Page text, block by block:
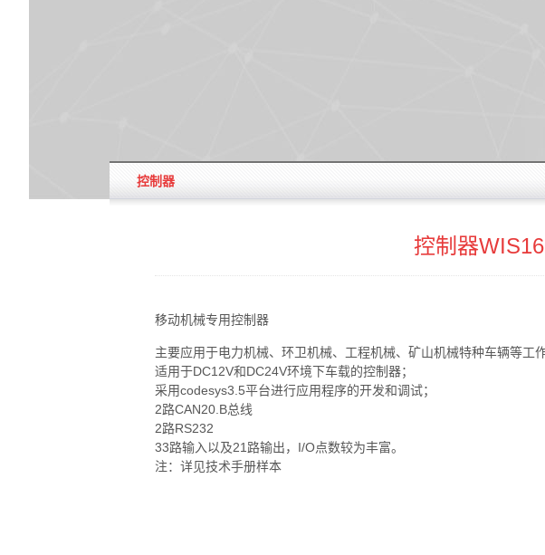
控制器
控制器
移动机械专用控制器
主要应用于电力机械、环卫机械、工程机械、矿山机械特种车辆等工作
适用于DC12V和DC24V环境下车载的控制器；
采用codesys3.5平台进行应用程序的开发和调试；
2路CAN20.B总线
2路RS232
33路输入以及21路输出，I/O点数较为丰富。
注：详见技术手册样本